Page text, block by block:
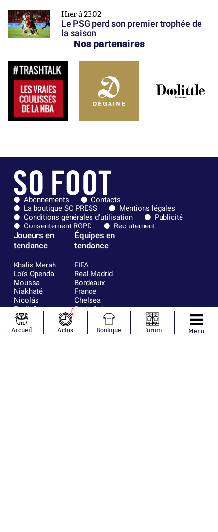
Hier à 23:02
Le PSG perd son premier trophée de
la saison
Nos partenaires
Abonnements
Contacts
La boutique SO PRESS
Mentions légales
Conditions générales d'utilisation
Publicité
Consentement RGPD
Recrutement
Joueurs en
tendance
Khalis Merah
Loïs Openda
Moussa
Niakhaté
Nicolás
Tagliafico
Pavel Šulc
Gauthier Hein
Lionel Messi
Équipes en
tendance
FIFA
Real Madrid
Bordeaux
France
Chelsea
Paris Saint-
Olympique
lyonnais
Accueil
1
Actus Boutique Forum Menu